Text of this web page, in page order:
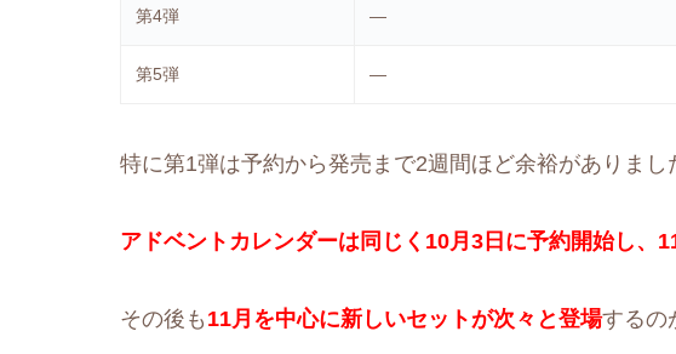
第4弾 ―
第5弾 ―
特に第1弾は予約から発売まで2週間ほど余裕がありまし
アドベントカレンダーは同じく10月3日に予約開始し、
その後も 11月を中心に新しいセットが次々と登場するの